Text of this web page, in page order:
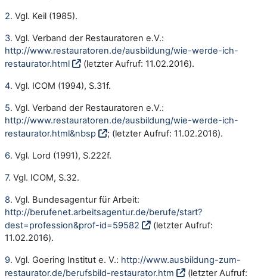
2. Vgl. Keil (1985).
3. Vgl. Verband der Restauratoren e.V.:
http://www.restauratoren.de/ausbildung/wie-werde-ich-
restaurator.html
(letzter Aufruf: 11.02.2016).
4. Vgl. ICOM (1994), S.31f.
5. Vgl. Verband der Restauratoren e.V.:
http://www.restauratoren.de/ausbildung/wie-werde-ich-
restaurator.html&nbsp
; (letzter Aufruf: 11.02.2016).
6. Vgl. Lord (1991), S.222f.
7. Vgl. ICOM, S.32.
8. Vgl. Bundesagentur für Arbeit:
http://berufenet.arbeitsagentur.de/berufe/start?
dest=profession&prof-id=59582
(letzter Aufruf:
11.02.2016).
9. Vgl. Goering Institut e. V.: http://www.ausbildung-zum-
restaurator.de/berufsbild-restaurator.htm
(letzter Aufruf: